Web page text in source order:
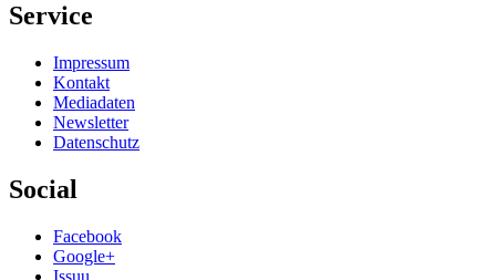
Service
Impressum
Kontakt
Mediadaten
Newsletter
Datenschutz
Social
Facebook
Google+
Issuu